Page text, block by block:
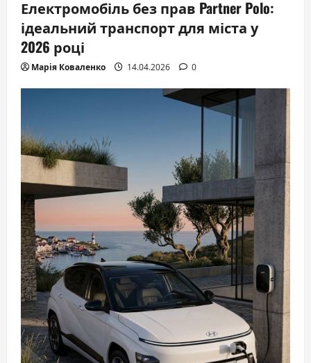
Електромобіль без прав Partner Polo:
ідеальний транспорт для міста у
2026 році
Марія Коваленко 14.04.2026 0